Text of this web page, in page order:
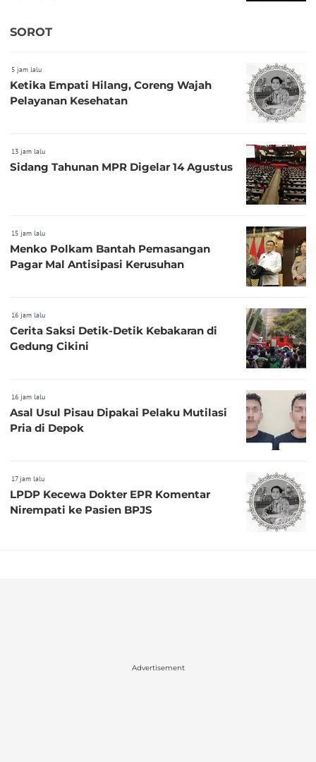
SOROT
5 jam lalu
Ketika Empati Hilang, Coreng Wajah
Pelayanan Kesehatan
13 jam lalu
Sidang Tahunan MPR Digelar 14 Agustus
15 jam lalu
Menko Polkam Bantah Pemasangan
Pagar Mal Antisipasi Kerusuhan
16 jam lalu
Cerita Saksi Detik-Detik Kebakaran di
Gedung Cikini
16 jam lalu
Asal Usul Pisau Dipakai Pelaku Mutilasi
Pria di Depok
17 jam lalu
LPDP Kecewa Dokter EPR Komentar
Nirempati ke Pasien BPJS
Advertisement